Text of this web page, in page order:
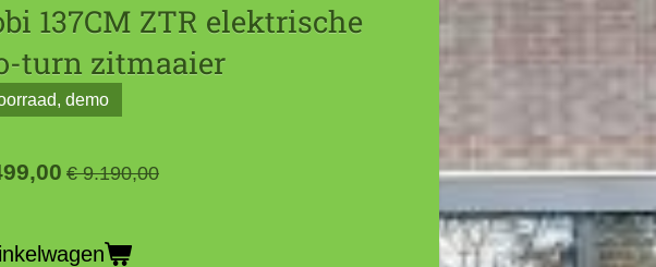
137CM ZTR elektrische
turn zitmaaier
demo
€ 9.190,00